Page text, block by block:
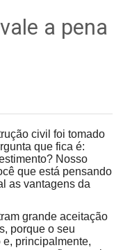
a pena
civil foi tomado
que fica é:
Nosso
que está pensando
as vantagens da
grande aceitação
porque o seu
principalmente,